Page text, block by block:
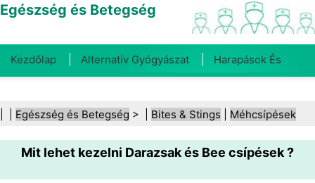
Egészség és Betegség
Kezdőlap Alternatív Gyógyászat Harapások És
Fogegészség Diéta És Táplálkozás Családi
Egészség Egészségügyi Ágazat Mentális Egészség
Egészség és Betegség > | Bites & Stings Méhcsípések
Mit lehet kezelni Darazsak és Bee csípések ?